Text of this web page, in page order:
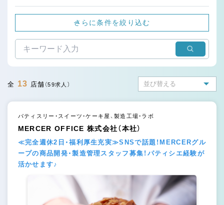
さらに条件を絞り込む
全 13 店舗 （59求人）
パティスリー・スイーツ・ケーキ屋、製造工場・ラボ
MERCER OFFICE 株式会社（本社）
≪完全週休2日・福利厚生充実≫SNSで話題！MERCERグル
ープの商品開発・製造管理スタッフ募集！パティシエ経験が
活かせます♪